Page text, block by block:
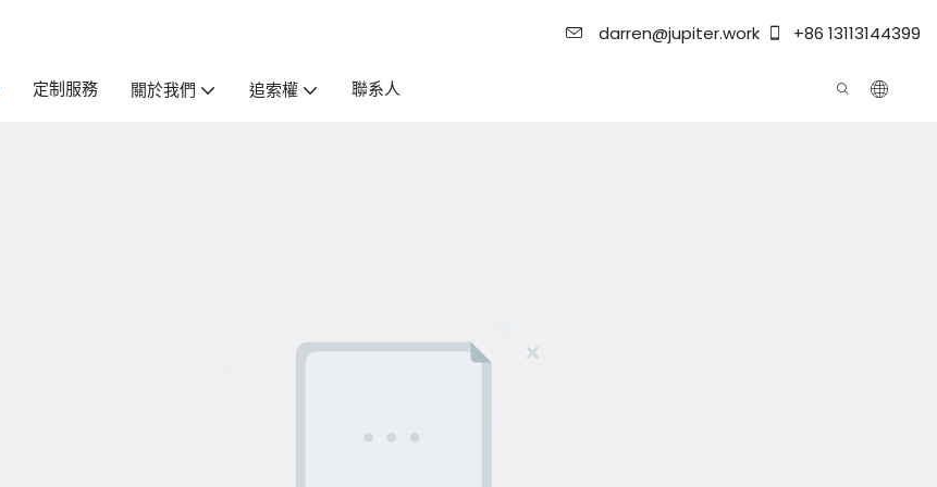
darren@jupiter.work +86 13113144399
定制服務 關於我們 追索權 聯系人